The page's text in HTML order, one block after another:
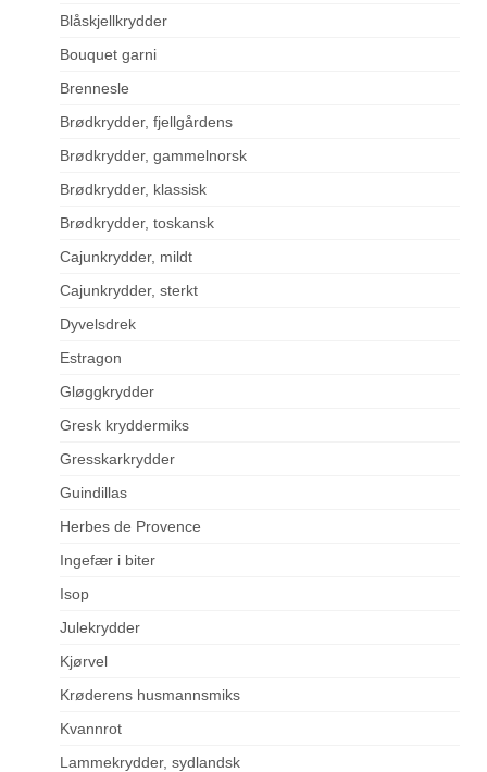
Blåskjellkrydder
Bouquet garni
Brennesle
Brødkrydder, fjellgårdens
Brødkrydder, gammelnorsk
Brødkrydder, klassisk
Brødkrydder, toskansk
Cajunkrydder, mildt
Cajunkrydder, sterkt
Dyvelsdrek
Estragon
Gløggkrydder
Gresk kryddermiks
Gresskarkrydder
Guindillas
Herbes de Provence
Ingefær i biter
Isop
Julekrydder
Kjørvel
Krøderens husmannsmiks
Kvannrot
Lammekrydder, sydlandsk